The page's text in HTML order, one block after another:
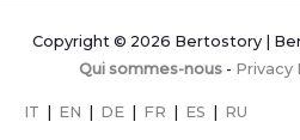
Copyright © 2026 Bertostory |
Qui sommes-nous- Privacy
IT EN DE FR ES RU